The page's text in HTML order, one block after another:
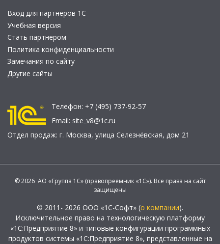
Вход для партнеров 1С
Учебная версия
Стать партнером
Политика конфиденциальности
Замечания по сайту
Другие сайты
Телефон: +7 (495) 737-92-57
Email: site_v8@1c.ru
Отдел продаж: г. Москва, улица Селезнёвская, дом 21
© 2026 АО «Группа 1С» (правопреемник «1С»). Все права на сайт
защищены
© 2011- 2026 ООО «1С-Софт» (о компании).
Исключительное право на технологическую платформу
«1С:Предприятие 8» и типовые конфигурации программных
продуктов системы «1С:Предприятие 8», представленные на